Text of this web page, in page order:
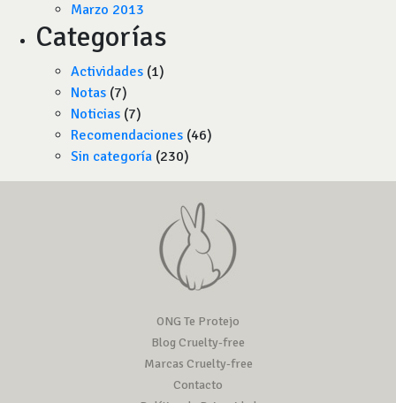
Marzo 2013
Categorías
Actividades (1)
Notas (7)
Noticias (7)
Recomendaciones (46)
Sin categoría (230)
ONG Te Protejo
Blog Cruelty-free
Marcas Cruelty-free
Contacto